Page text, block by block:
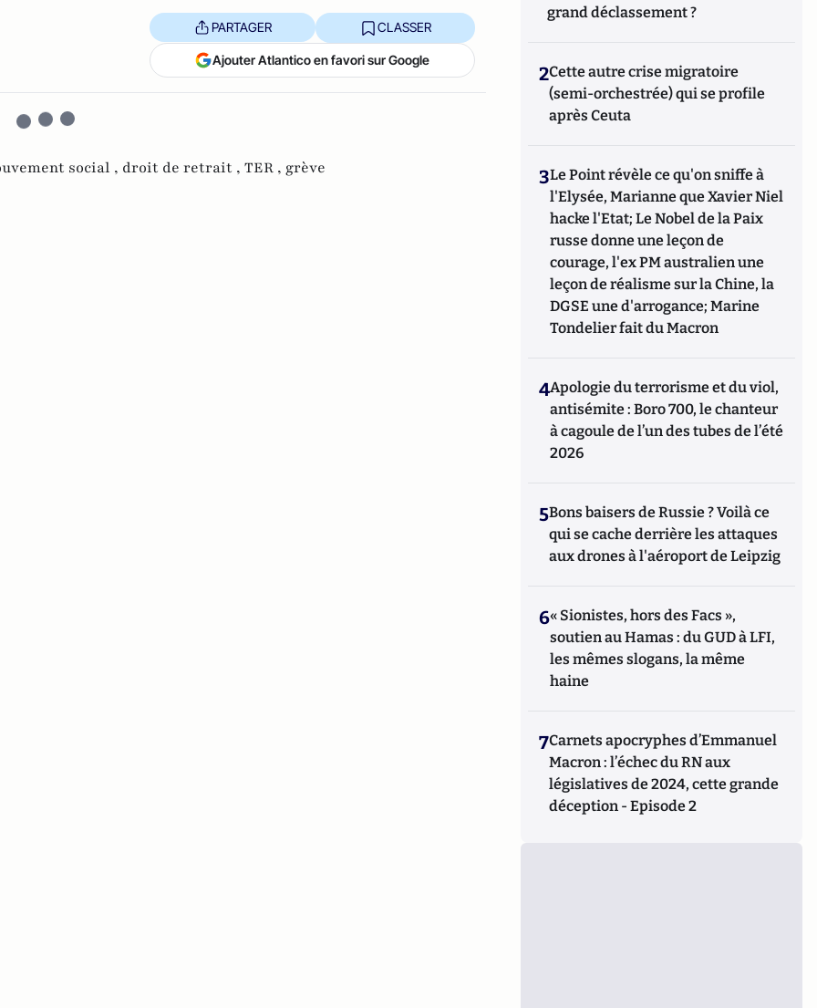
PARTAGER CLASSER
Ajouter Atlantico en favori sur Google
social , droit de retrait , TER , grève
grand déclassement ?
2Cette autre crise migratoire
(semi-orchestrée) qui se profile
après Ceuta
3Le Point révèle ce qu'on sniffe à
l'Elysée, Marianne que Xavier Niel
hacke l'Etat; Le Nobel de la Paix
russe donne une leçon de
courage, l'ex PM australien une
leçon de réalisme sur la Chine, la
DGSE une d'arrogance; Marine
Tondelier fait du Macron
4Apologie du terrorisme et du viol,
antisémite : Boro 700, le chanteur
à cagoule de l’un des tubes de l’été
2026
5Bons baisers de Russie ? Voilà ce
qui se cache derrière les attaques
aux drones à l'aéroport de Leipzig
6« Sionistes, hors des Facs »,
soutien au Hamas : du GUD à LFI,
les mêmes slogans, la même
haine
7Carnets apocryphes d’Emmanuel
Macron : l’échec du RN aux
législatives de 2024, cette grande
déception - Episode 2